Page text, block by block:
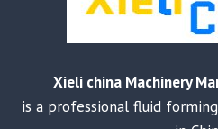
Xieli china Machinery
is a professional fluid